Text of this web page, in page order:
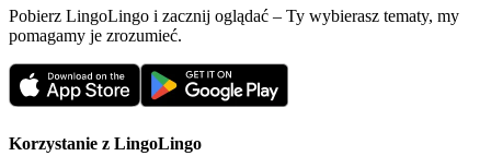
Pobierz LingoLingo i zacznij oglądać – Ty wybierasz tematy, my
pomagamy je zrozumieć.
Korzystanie z LingoLingo